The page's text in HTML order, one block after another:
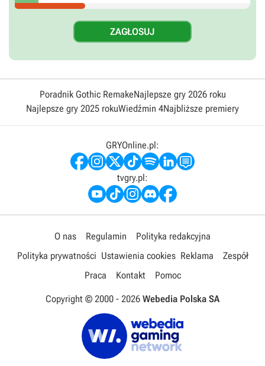
Poradnik Gothic RemakeNajlepsze gry 2026 roku
Najlepsze gry 2025 rokuWiedźmin 4Najbliższe premiery
GRYOnline.pl:
tvgry.pl:
O nas Regulamin
Polityka redakcyjna
Polityka prywatności Ustawienia cookies Reklama
Zespół
Praca
Kontakt Pomoc
Copyright © 2000 - 2026 Webedia Polska SA